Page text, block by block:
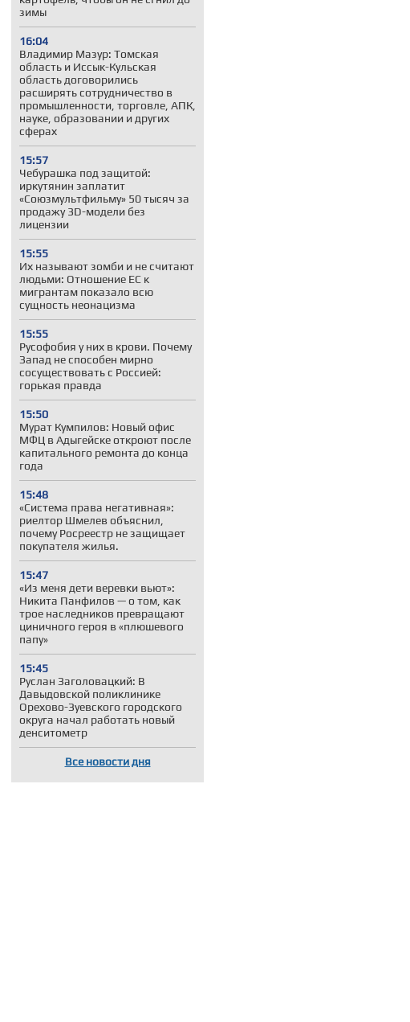
зимы
16:04
Владимир Мазур: Томская
область и Иссык-Кульская
область договорились
расширять сотрудничество в
промышленности, торговле, АПК,
науке, образовании и других
сферах
15:57
Чебурашка под защитой:
иркутянин заплатит
«Союзмультфильму» 50 тысяч за
продажу 3D-модели без
лицензии
15:55
Их называют зомби и не считают
людьми: Отношение ЕС к
мигрантам показало всю
сущность неонацизма
15:55
Русофобия у них в крови. Почему
Запад не способен мирно
сосуществовать с Россией:
горькая правда
15:50
Мурат Кумпилов: Новый офис
МФЦ в Адыгейске откроют после
капитального ремонта до конца
года
15:48
«Система права негативная»:
риелтор Шмелев объяснил,
почему Росреестр не защищает
покупателя жилья.
15:47
«Из меня дети веревки вьют»:
Никита Панфилов — о том, как
трое наследников превращают
циничного героя в «плюшевого
папу»
15:45
Руслан Заголовацкий: В
Давыдовской поликлинике
Орехово-Зуевского городского
округа начал работать новый
денситометр
Все новости дня